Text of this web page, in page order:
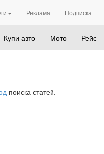
Реклама Подписка
Купи авто Мото Рейс
поиска статей.